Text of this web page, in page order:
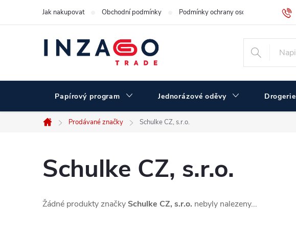
Jak nakupovat Obchodní podmínky Podmínky ochrany osobních údajů
Papírový program Jednorázové oděvy Drogerie
Domů
Prodávané značky Schulke CZ, s.r.o.
Schulke CZ, s.r.o.
Žádné produkty značky Schulke CZ, s.r.o. nebyly nalezeny...